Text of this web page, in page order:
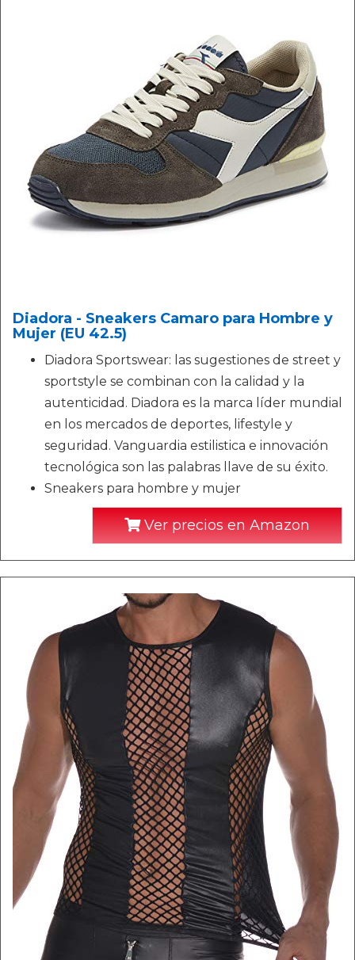
Diadora - Sneakers Camaro para Hombre y
Mujer (EU 42.5)
Diadora Sportswear: las sugestiones de street y
sportstyle se combinan con la calidad y la
autenticidad. Diadora es la marca líder mundial
en los mercados de deportes, lifestyle y
seguridad. Vanguardia estilistica e innovación
tecnológica son las palabras llave de su éxito.
Sneakers para hombre y mujer
Ver precios en Amazon